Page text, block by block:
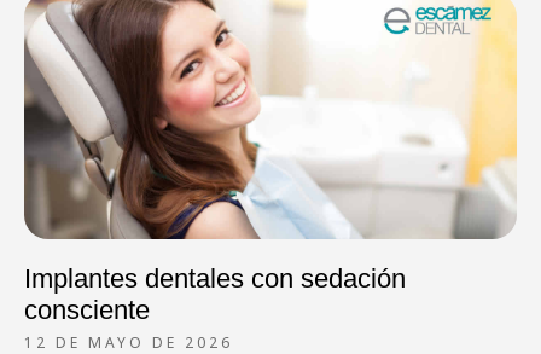
Implantes dentales con sedación
consciente
12 DE MAYO DE 2026